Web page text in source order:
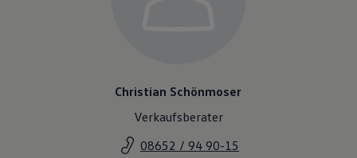
Christian Schönmoser
Verkaufsberater
08652 / 94 90-15